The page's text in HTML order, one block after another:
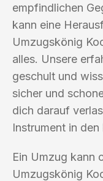
empfindlichen
kann eine
Umzugskönig
alles. Unsere
geschult und
sicher und
dich darauf
Instrument in
Ein Umzug kann
Umzugskönig